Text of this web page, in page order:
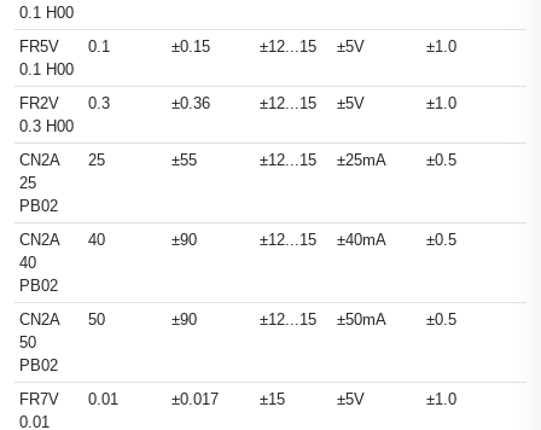
0.1 H00
FR5V
0.1 H00
0.1 ±0.15 ±12...15 ±5V ±1.0
FR2V
0.3 H00
0.3 ±0.36 ±12...15 ±5V ±1.0
CN2A
25
PB02
25 ±55 ±12...15 ±25mA ±0.5
CN2A
40
PB02
40 ±90 ±12...15 ±40mA ±0.5
CN2A
50
PB02
50 ±90 ±12...15 ±50mA ±0.5
FR7V
0.01
0.01 ±0.017 ±15 ±5V ±1.0